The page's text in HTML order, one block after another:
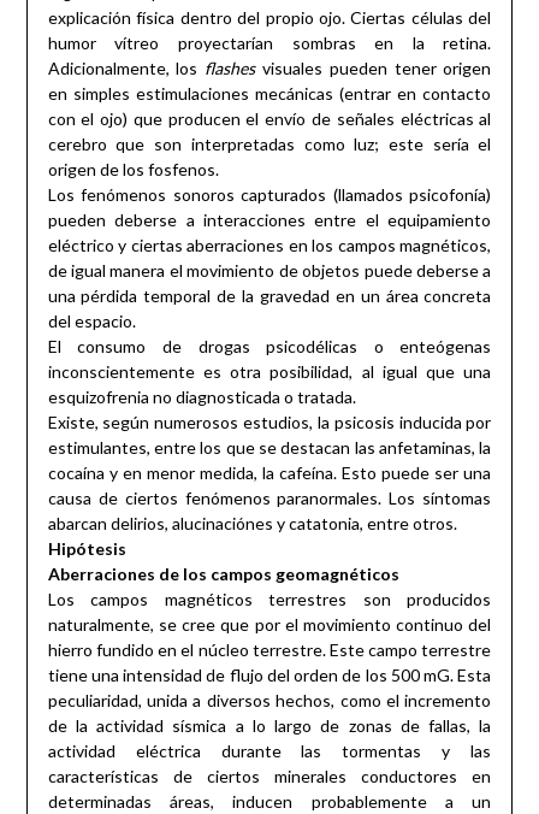
explicación física dentro del propio ojo. Ciertas células del
humor vítreo proyectarían sombras en la retina.
Adicionalmente, los flashesvisuales pueden tener origen
en simples estimulaciones mecánicas (entrar en contacto
con el ojo) que producen el envío de señales eléctricas al
cerebro que son interpretadas como luz; este sería el
origen de los fosfenos.
Los fenómenos sonoros capturados (llamados psicofonía)
pueden deberse a interacciones entre el equipamiento
eléctrico y ciertas aberraciones en los campos magnéticos,
de igual manera el movimiento de objetos puede deberse a
una pérdida temporal de la gravedad en un área concreta
del espacio.
El consumo de drogas psicodélicas o enteógenas
inconscientemente es otra posibilidad, al igual que una
esquizofrenia no diagnosticada o tratada.
Existe, según numerosos estudios, la psicosis inducida por
estimulantes, entre los que se destacan las anfetaminas, la
cocaína y en menor medida, la cafeína. Esto puede ser una
causa de ciertos fenómenos paranormales. Los síntomas
abarcan delirios, alucinaciónes y catatonia, entre otros.
Hipótesis
Aberraciones de los campos geomagnéticos
Los campos magnéticos terrestres son producidos
naturalmente, se cree que por el movimiento continuo del
hierro fundido en el núcleo terrestre. Este campo terrestre
tiene una intensidad de flujo del orden de los 500 mG. Esta
peculiaridad, unida a diversos hechos, como el incremento
de la actividad sísmica a lo largo de zonas de fallas, la
actividad eléctrica durante las tormentas y las
características de ciertos minerales conductores en
determinadas áreas, inducen probablemente a un